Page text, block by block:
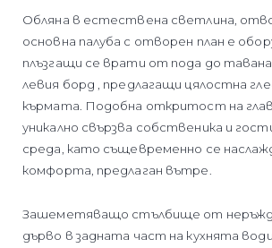
Обляна в естествена светлина,
основна палуба с отворен план е
плъзгащи се врати от пода до тавана
левия борд , предлагащи цялостна
кърмата. Подобна откритост на
уникално свързва собственика и
среда, като същевременно се
комфорта, предлаган вътре.
Зашеметяващо стълбище от
дърво в задната част на кухнята